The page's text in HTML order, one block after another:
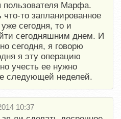
Марфа.
то запланированное
сегодня, то и
сегодняшним днем. И
сегодня, я говорю
я эту операцию
учесть ее нужно
следующей неделей.
10:37